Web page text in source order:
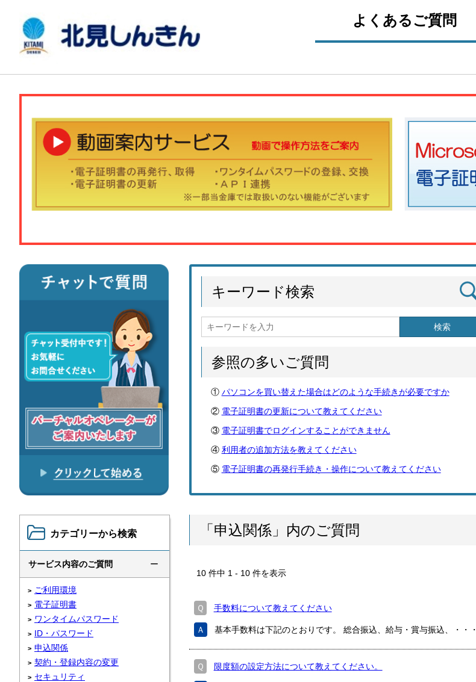
よくあるご質問
キーワード検索
検索
参照の多いご質問
パソコンを買い替えた場合はどのような手続きが必要ですか
電子証明書の更新について教えてください
電子証明書でログインすることができません
利用者の追加方法を教えてください
電子証明書の再発行手続き・操作について教えてください
カテゴリーから検索
サービス内容のご質問 ー
ご利用環境
電子証明書
ワンタイムパスワード
ID・パスワード
申込関係
契約・登録内容の変更
セキュリティ
「申込関係」内のご質問
10 件中 1 - 10 件を表示
Ｑ 手数料について教えてください
Ａ 基本手数料は下記のとおりです。 総合振込、給与・賞与振込、・・・
Ｑ 限度額の設定方法について教えてください。